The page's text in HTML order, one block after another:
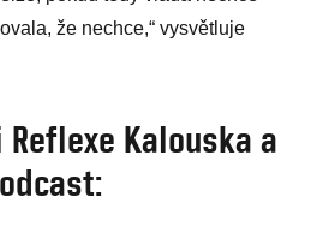
že nechce,“ vysvětluje
Kalouska a